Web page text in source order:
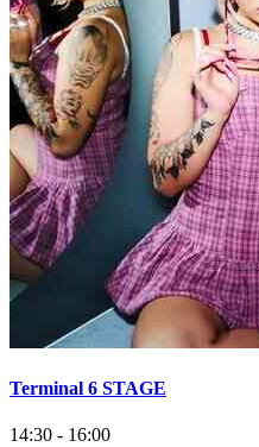
Terminal 6 STAGE
14:30 - 16:00